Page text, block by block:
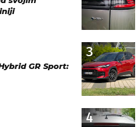
3
GR Sport:
4